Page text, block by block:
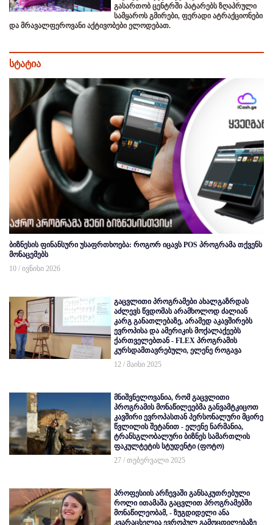
გასართობ ცენტრში პატარებს ზღაპრული
სამყაროს გმირები, ფერადი ატრაქციონები
და მრავალფეროვანი აქტივობები ელოდებათ.
სტატია
ბიზნესის ფინანსური უსაფრთხოება: როგორ იცავს POS პროგრამა თქვენს
მონაცემებს
10 / ივნისი 2026
გაცვლითი პროგრამები ახალგაზრდას
აძლევს წვდომას არამხოლოდ ძალიან
კარგ განათლებაზე, არამედ აკავშირებს
ევროპისა და ამერიკის მოქალაქეებს
ქართველებთან - FLEX პროგრამის
კურსდამთავრებული, ელენე როგავა
12 / მაისი 2025
მნიშვნელოვანია, რომ გაცვლითი
პროგრამის მონაწილეებმა განვამტკიცოთ
კავშირი ევროპასთან პერსონალური მცირე
წვლილის შეტანით - ელენე ნარმანია,
ტრანსგლობალური ბიზნეს სამართლის
ფაკულტეტის სტუდენტი (ფოტო)
27 / თებერვალი 2025
პროფესიის არჩევაში განსაკუთრებული
როლი ითამაშა გაცვლით პროგრამებში
მონაწილეობამ, - ზუგდიდელი ანა
კვარაცხელია ევროპულ გამოცდილებაზე